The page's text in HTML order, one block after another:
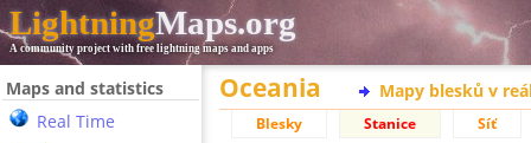
LightningMaps.org
A community project with free lightning maps and apps
Maps and statistics
Real Time
Oceania Mapy blesků v
Blesky Stanice Síť